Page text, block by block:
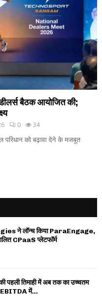
डीलर्स बैठक आयोजित की;
0 34
को बढ़ावा देने के मजबूत
ने लॉन्च किया ParaEngage,
CPaaS प्लेटफॉर्म
पहली तिमाही में अब तक का उच्चतम
EBITDA में...